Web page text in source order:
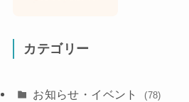
カテゴリー
お知らせ・イベント (78)